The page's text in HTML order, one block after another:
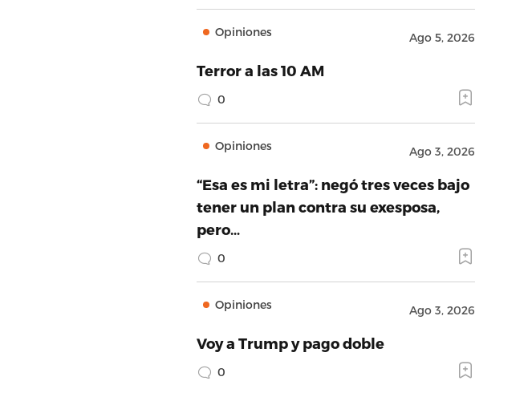
Opiniones Ago 5, 2026
Terror a las 10 AM
0
Opiniones Ago 3, 2026
“Esa es mi letra”: negó tres veces bajo
tener un plan contra su exesposa,
pero…
0
Opiniones Ago 3, 2026
Voy a Trump y pago doble
0